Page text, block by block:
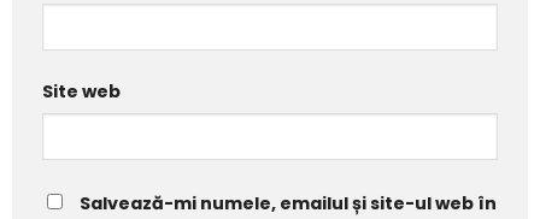
Site web
Salvează-mi numele, emailul și site-ul web în